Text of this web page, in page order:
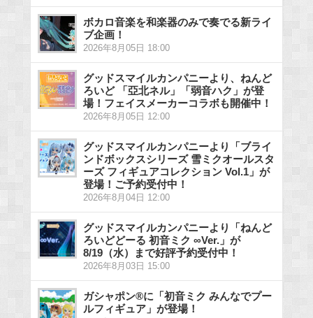
ボカロ音楽を和楽器のみで奏でる新ライ
ブ企画！
2026年8月05日 18:00
グッドスマイルカンパニーより、ねんど
ろいど 「亞北ネル」「弱音ハク」が登
場！フェイスメーカーコラボも開催中！
2026年8月05日 12:00
グッドスマイルカンパニーより「ブライ
ンドボックスシリーズ 雪ミクオールスタ
ーズ フィギュアコレクション Vol.1」が
登場！ご予約受付中！
2026年8月04日 12:00
グッドスマイルカンパニーより「ねんど
ろいどどーる 初音ミク ∞Ver.」が
8/19（水）まで好評予約受付中！
2026年8月03日 15:00
ガシャポン®に「初音ミク みんなでプー
ルフィギュア」が登場！